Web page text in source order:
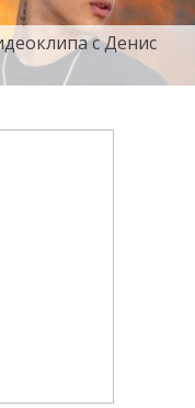
с Денис